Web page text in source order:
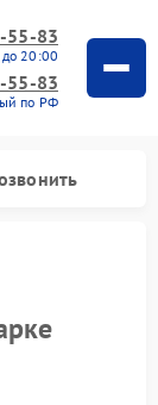
55-83
20:00
55-83
по РФ